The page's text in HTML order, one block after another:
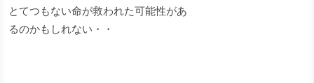
とてつもない命が救われた可能性があ
るのかもしれない・・